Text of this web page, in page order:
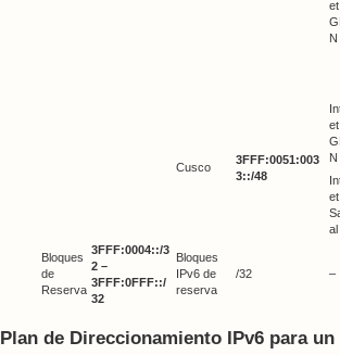
et
N
Cusco
3FFF:0051:003
3::/48
et
N
et
al
Bloques
de
Reserva
3FFF:0004::/3
2 –
3FFF:0FFF::/
32
Bloques
IPv6 de
reserva
/32 –
Plan de Direccionamiento IPv6 para